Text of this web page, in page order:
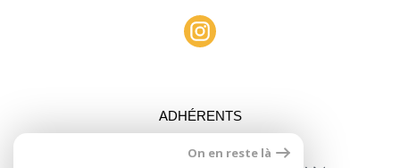
ADHÉRENTS
On en reste là